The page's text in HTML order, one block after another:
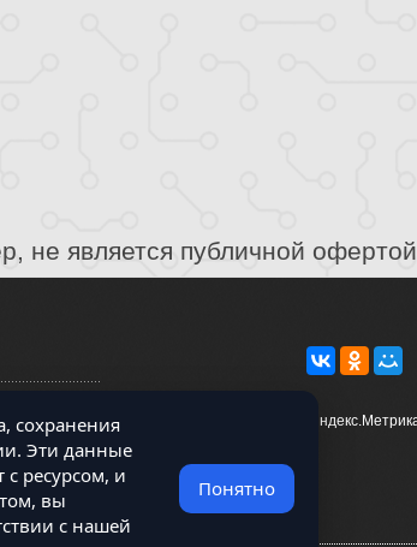
не является публичной офертой
сохранения
Эти данные
ресурсом, и
вы
с нашей
Понятно